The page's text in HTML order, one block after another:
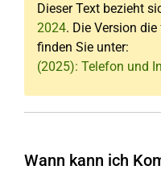
Dieser Text bezieht
2024. Die Version
finden Sie unter:
(2025): Telefon und
Wann kann ich